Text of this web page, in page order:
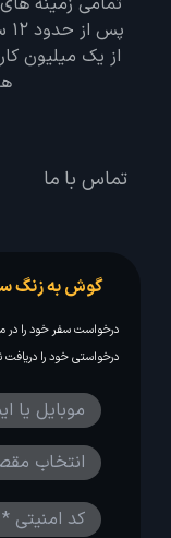
از یک میلیون
تماس با ما
گوش به زنگ
درخواست سفر خود را در
درخواستی خود را دریافت